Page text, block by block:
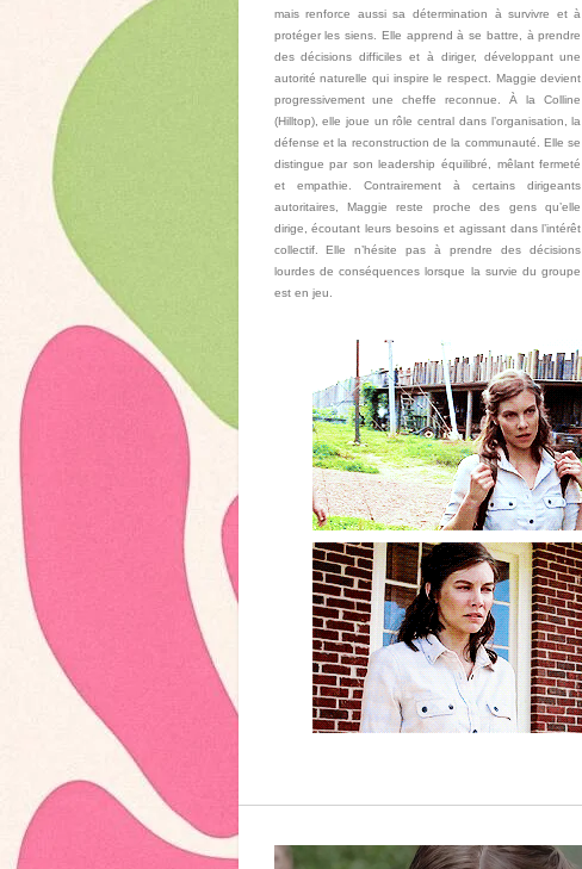
mais renforce aussi sa détermination à survivre et à
protéger les siens. Elle apprend à se battre, à prendre
des décisions difficiles et à diriger, développant une
autorité naturelle qui inspire le respect. Maggie devient
progressivement une cheffe reconnue. À la Colline
(Hilltop), elle joue un rôle central dans l’organisation, la
défense et la reconstruction de la communauté. Elle se
distingue par son leadership équilibré, mêlant fermeté
et empathie. Contrairement à certains dirigeants
autoritaires, Maggie reste proche des gens qu’elle
dirige, écoutant leurs besoins et agissant dans l’intérêt
collectif. Elle n’hésite pas à prendre des décisions
lourdes de conséquences lorsque la survie du groupe
est en jeu.